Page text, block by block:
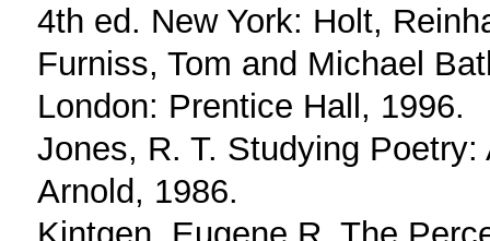
4th ed. New York: Holt,
Furniss, Tom and Michael
London: Prentice Hall, 1996.
Jones, R. T. Studying
Arnold, 1986.